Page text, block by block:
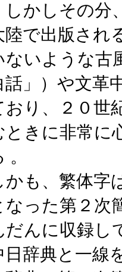
しかしその分
陸で出版され
ないような古
話」）や文革
おり、２０世
ときに非常に
。
かも、繁体字
なった第２次
だんに収録し
日辞典と一線